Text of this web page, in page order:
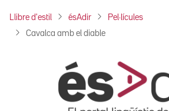
Llibre d'estil ésAdir Pel·lícules
Cavalca amb el diable